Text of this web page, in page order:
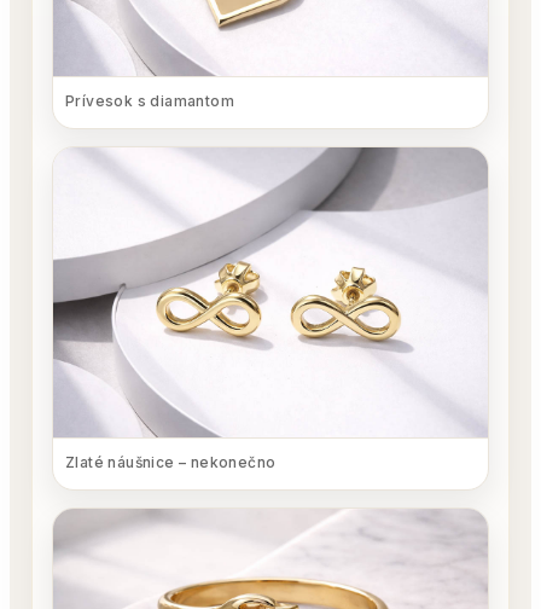
Prívesok s diamantom
Zlaté náušnice – nekonečno